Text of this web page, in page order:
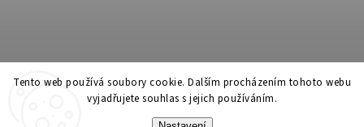
Tento web používá soubory cookie. Dalším procházením tohoto webu
vyjadřujete souhlas s jejich používáním.
Copyright 2026 Polívka Libor - POLI . Všechna práva vyhrazena.